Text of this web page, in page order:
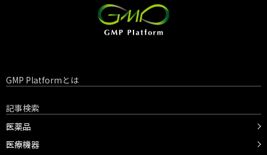
GMP Platformとは
記事検索
医薬品
医療機器